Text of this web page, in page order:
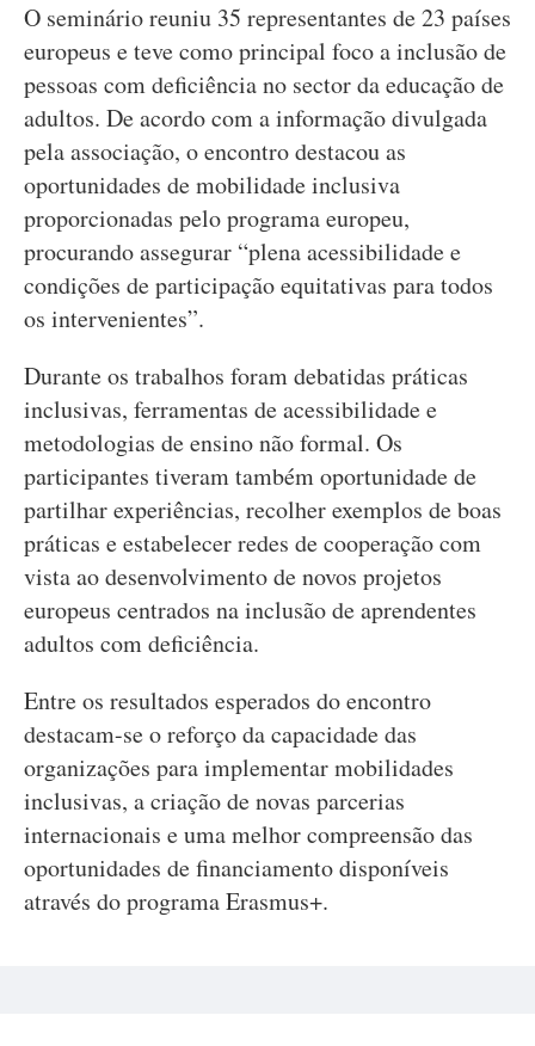
O seminário reuniu 35 representantes de 23 países
europeus e teve como principal foco a inclusão de
pessoas com deficiência no sector da educação de
adultos. De acordo com a informação divulgada
pela associação, o encontro destacou as
oportunidades de mobilidade inclusiva
proporcionadas pelo programa europeu,
procurando assegurar “plena acessibilidade e
condições de participação equitativas para todos
os intervenientes”.
Durante os trabalhos foram debatidas práticas
inclusivas, ferramentas de acessibilidade e
metodologias de ensino não formal. Os
participantes tiveram também oportunidade de
partilhar experiências, recolher exemplos de boas
práticas e estabelecer redes de cooperação com
vista ao desenvolvimento de novos projetos
europeus centrados na inclusão de aprendentes
adultos com deficiência.
Entre os resultados esperados do encontro
destacam-se o reforço da capacidade das
organizações para implementar mobilidades
inclusivas, a criação de novas parcerias
internacionais e uma melhor compreensão das
oportunidades de financiamento disponíveis
através do programa Erasmus+.